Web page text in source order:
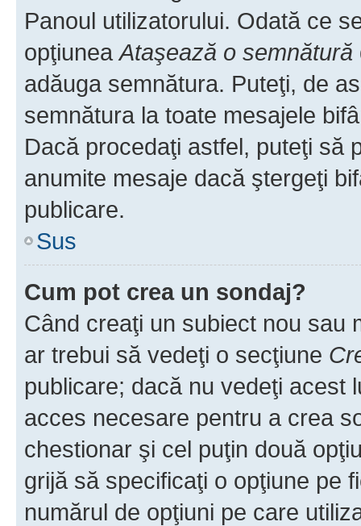
Panoul utilizatorului. Odată ce
opţiuneaAtaşează o semnătură
adăuga semnătura. Puteţi, de
semnătura la toate mesajele
Dacă procedaţi astfel, puteţi să
anumite mesaje dacă ştergeţi
publicare.
Sus
Cum pot crea un sondaj?
Când creaţi un subiect nou sau
ar trebui să vedeţi o secţiune
publicare; dacă nu vedeţi acest
acces necesare pentru a crea
chestionar şi cel puţin două
grijă să specificaţi o opţiune pe
numărul de opţiuni pe care